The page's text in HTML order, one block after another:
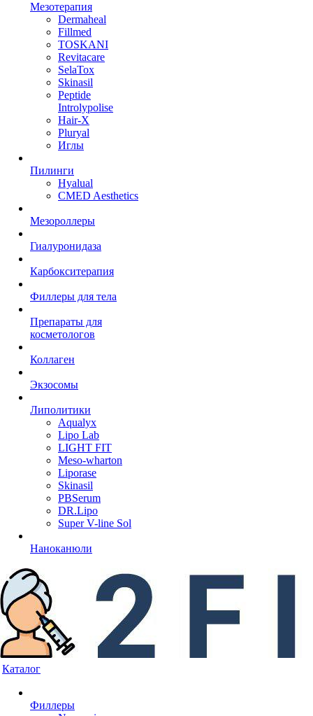
Мезотерапия
Dermaheal
Fillmed
TOSKANI
Revitacare
SelaTox
Skinasil
Peptide
Introlypolise
Hair-X
Pluryal
Иглы
Пилинги
Hyalual
CMED Aesthetics
Мезороллеры
Гиалуронидаза
Карбокситерапия
Филлеры для тела
Препараты для
косметологов
Коллаген
Экзосомы
Липолитики
Aqualyx
Lipo Lab
LIGHT FIT
Meso-wharton
Liporase
Skinasil
PBSerum
DR.Lipo
Super V-line Sol
Наноканюли
Каталог
Филлеры